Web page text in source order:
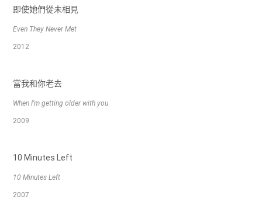
即使她們從未相見
Even They Never Met
2012
當我和你老去
When I’m getting older with you
2009
10 Minutes Left
10 Minutes Left
2007